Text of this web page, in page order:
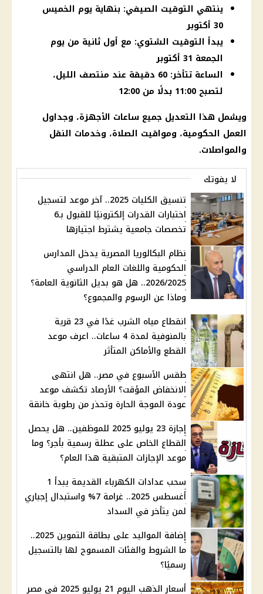
ينتهي التوقيت الصيفي: بنهاية يوم الخميس
30 أكتوبر
يبدأ التوقيت الشتوي: مع أول ثانية من يوم
الجمعة 31 أكتوبر
الساعة تتأخر: 60 دقيقة عند منتصف الليل،
لتصبح 11:00 بدلًا من 12:00
ويشمل هذا التعديل جميع ساعات الأجهزة، وجداول
العمل الحكومية، ومواقيت الصلاة، وخدمات النقل
والمواصلات.
لا يفوتك
تنسيق الكليات 2025.. آخر موعد لتسجيل
اختبارات القدرات إلكترونيًا للقبول بـ6
تخصصات جامعية يشترط اجتيازها
نظام البكالوريا المصرية يدخل المدارس
الحكومية واللغات العام الدراسي
2026/2025.. هل هو بديل الثانوية العامة؟
وماذا عن الرسوم والمجموع؟
انقطاع مياه الشرب غدًا في 23 قرية
بالمنوفية لمدة 4 ساعات.. اعرف موعد
القطع والأماكن المتأثر
طقس الأسبوع في مصر.. هل انتهى
الانخفاض المؤقت؟ الأرصاد تكشف موعد
عودة الموجة الحارة وتحذر من رطوبة خانقة
إجازة 23 يوليو 2025 للموظفين.. هل يحصل
القطاع الخاص على عطلة رسمية بأجر؟ وما
موعد الإجازات المتبقية هذا العام؟
سحب عدادات الكهرباء القديمة يبدأ 1
أغسطس 2025.. غرامة 7% واستبدال إجباري
لمن يتأخر في السداد
إضافة المواليد على بطاقة التموين 2025..
ما الشروط والفئات المسموح لها بالتسجيل
رسميًا؟
أسعار الذهب اليوم 21 يوليو 2025 في مصر